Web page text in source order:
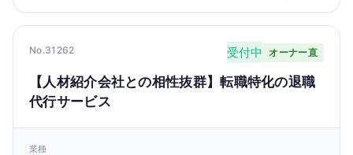
No.31262 受付中 オーナー直
【人材紹介会社との相性抜群】転職特化の退職
代行サービス
業種